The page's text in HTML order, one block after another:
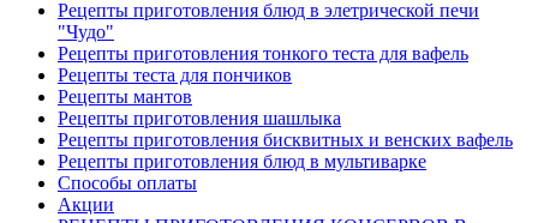
Рецепты приготовления блюд в элетрической печи
"Чудо"
Рецепты приготовления тонкого теста для вафель
Рецепты теста для пончиков
Рецепты мантов
Рецепты приготовления шашлыка
Рецепты приготовления бисквитных и венских вафель
Рецепты приготовления блюд в мультиварке
Способы оплаты
Акции